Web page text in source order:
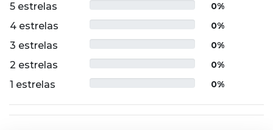
5 estrelas 0%
4 estrelas 0%
3 estrelas 0%
2 estrelas 0%
1 estrelas 0%